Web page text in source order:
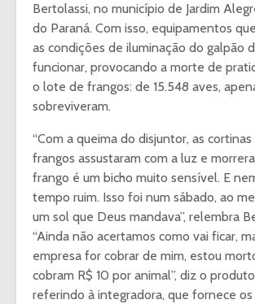
Bertolassi, no município de Jardim
do Paraná. Com isso, equipamentos
as condições de iluminação do galpão
funcionar, provocando a morte de
o lote de frangos: de 15.548 aves,
sobreviveram.
“Com a queima do disjuntor, as cortinas
frangos assustaram com a luz e
frango é um bicho muito sensível. E
tempo ruim. Isso foi num sábado, ao
um sol que Deus mandava”, relembra
“Ainda não acertamos como vai ficar,
empresa for cobrar de mim, estou
cobram R$ 10 por animal”, diz o
referindo à integradora, que fornece